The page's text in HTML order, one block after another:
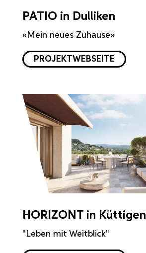
PATIO in Dulliken
«Mein neues Zuhause»
PROJEKTWEBSEITE
HORIZONT in Küttigen
"Leben mit Weitblick"